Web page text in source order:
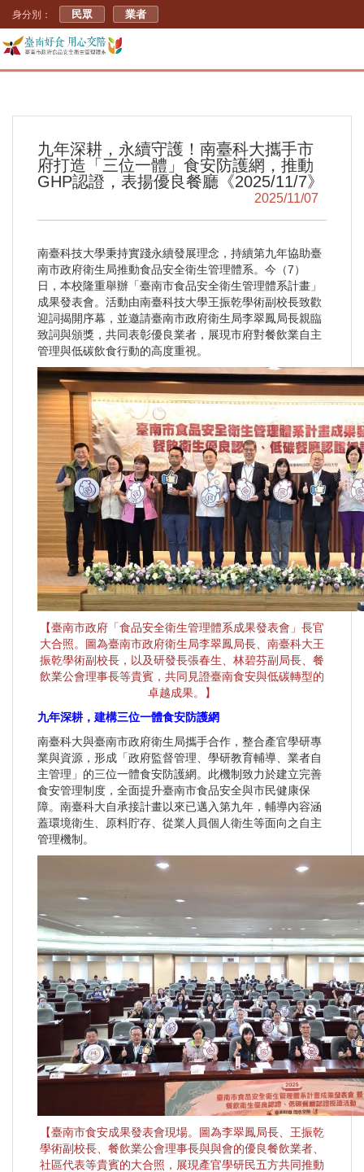
身分別： 民眾 業者
九年深耕，永續守護！南臺科大攜手市
府打造「三位一體」食安防護網，推動
GHP認證，表揚優良餐廳《2025/11/7》
2025/11/07
南臺科技大學秉持實踐永續發展理念，持續第九年協助臺
南市政府衛生局推動食品安全衛生管理體系。今（7）
日，本校隆重舉辦「臺南市食品安全衛生管理體系計畫」
成果發表會。活動由南臺科技大學王振乾學術副校長致歡
迎詞揭開序幕，並邀請臺南市政府衛生局李翠鳳局長親臨
致詞與頒獎，共同表彰優良業者，展現市府對餐飲業自主
管理與低碳飲食行動的高度重視。
【臺南市政府「食品安全衛生管理體系成果發表會」長官
大合照。圖為臺南市政府衛生局李翠鳳局長、南臺科大王
振乾學術副校長，以及研發長張春生、林碧芬副局長、餐
飲業公會理事長等貴賓，共同見證臺南食安與低碳轉型的
卓越成果。】
九年深耕，建構三位一體食安防護網
南臺科大與臺南市政府衛生局攜手合作，整合產官學研專
業與資源，形成「政府監督管理、學研教育輔導、業者自
主管理」的三位一體食安防護網。此機制致力於建立完善
食安管理制度，全面提升臺南市食品安全與市民健康保
障。南臺科大自承接計畫以來已邁入第九年，輔導內容涵
蓋環境衛生、原料貯存、從業人員個人衛生等面向之自主
管理機制。
【臺南市食安成果發表會現場。圖為李翠鳳局長、王振乾
學術副校長、餐飲業公會理事長與與會的優良餐飲業者、
社區代表等貴賓的大合照，展現產官學研民五方共同推動